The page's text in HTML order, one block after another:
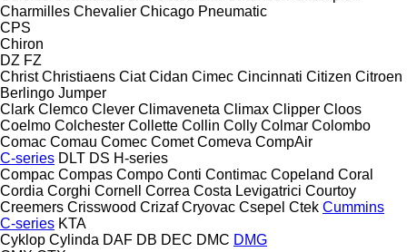
Charmilles Chevalier Chicago Pneumatic
CPS
Chiron
DZ FZ
Christ Christiaens Ciat Cidan Cimec Cincinnati Citizen Citroen
Berlingo Jumper
Clark Clemco Clever Climaveneta Climax Clipper Cloos
Coelmo Colchester Collette Collin Colly Colmar Colombo
Comac Comau Comec Comet Comeva CompAir
C-series DLT DS H-series
Compac Compas Compo Conti Contimac Copeland Coral
Cordia Corghi Cornell Correa Costa Levigatrici Courtoy
Creemers Crisswood Crizaf Cryovac Csepel Ctek Cummins
C-series KTA
Cyklop Cylinda DAF DB DEC DMC DMG